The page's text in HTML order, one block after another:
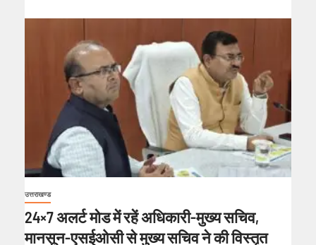
उत्तराखण्ड
24×7 अलर्ट मोड में रहें अधिकारी-मुख्य सचिव,
मानसून-एसईओसी से मुख्य सचिव ने की विस्तृत